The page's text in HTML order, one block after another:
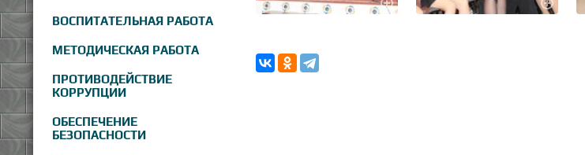
ВОСПИТАТЕЛЬНАЯ РАБОТА
МЕТОДИЧЕСКАЯ РАБОТА
ПРОТИВОДЕЙСТВИЕ
КОРРУПЦИИ
ОБЕСПЕЧЕНИЕ
БЕЗОПАСНОСТИ